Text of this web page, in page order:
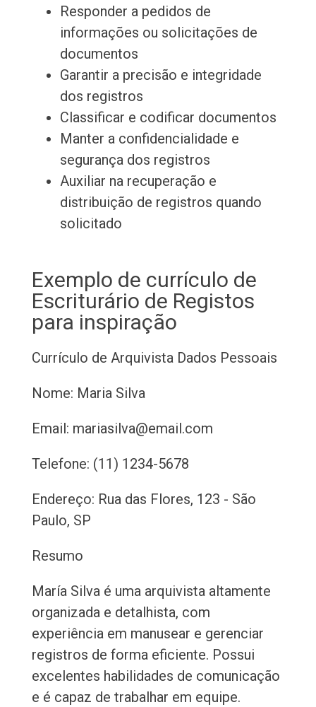
Responder a pedidos de
informações ou solicitações de
documentos
Garantir a precisão e integridade
dos registros
Classificar e codificar documentos
Manter a confidencialidade e
segurança dos registros
Auxiliar na recuperação e
distribuição de registros quando
solicitado
Exemplo de currículo de
Escriturário de Registos
para inspiração
Currículo de Arquivista Dados Pessoais
Nome: Maria Silva
Email: mariasilva@email.com
Telefone: (11) 1234-5678
Endereço: Rua das Flores, 123 - São
Paulo, SP
Resumo
María Silva é uma arquivista altamente
organizada e detalhista, com
experiência em manusear e gerenciar
registros de forma eficiente. Possui
excelentes habilidades de comunicação
e é capaz de trabalhar em equipe.